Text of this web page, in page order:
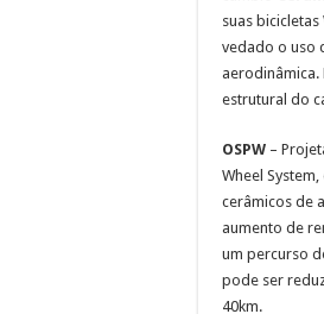
suas
vedado o uso
estrutural do
OSPW –
Wheel
cerâmicos de
aumento de
um percurso
pode ser
40km.